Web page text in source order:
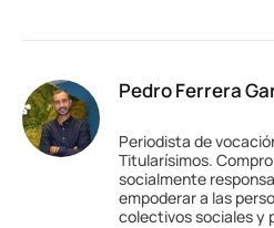
Pedro Ferrera
Periodista de
Titularísimos.
socialmente
empoderar a las
colectivos sociales y